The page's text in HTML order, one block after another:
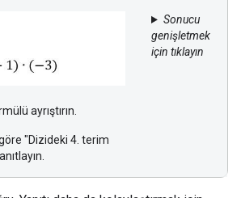
ayrıştırın.
"Dizideki 4. terim
Sonucu
genişletmek
için tıklayın